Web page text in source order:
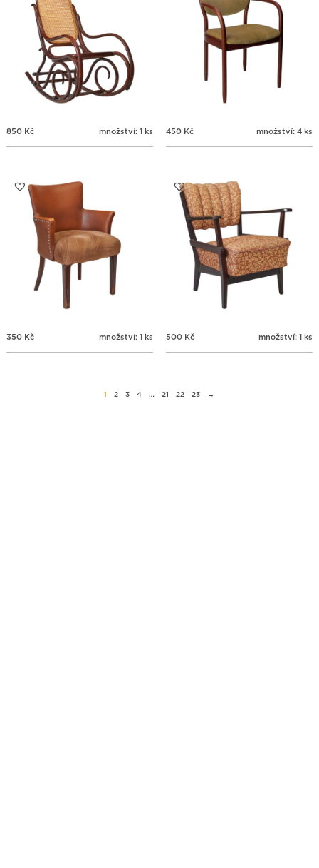
850 Kč množství: 1 ks 450 Kč množství: 4 ks
350 Kč množství: 1 ks 500 Kč množství: 1 ks
1 2 3 4 … 21 22 23 →